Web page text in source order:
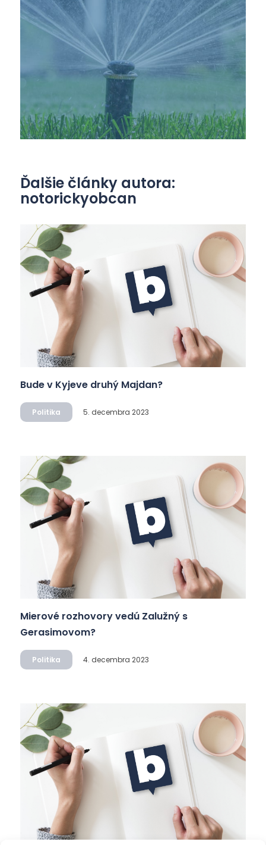
Ďalšie články autora:
notorickyobcan
Bude v Kyjeve druhý Majdan?
Politika 5. decembra 2023
Mierové rozhovory vedú Zalužný s
Gerasimovom?
Politika 4. decembra 2023